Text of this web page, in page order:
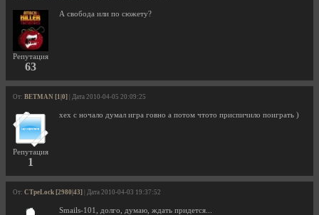
Репутация
63
А свобода или по сюжету?
От: BETMAN [1|0] | Дата 2010-04-05 20:09:25
Репутация
1
хех с ночало думал игра говно а потом чтото приспичило поиграть )
От: CTpeLock [2980|43] | Дата 2010-04-03 19:37:52
Smails-101, долго, думаю, ждать придется...